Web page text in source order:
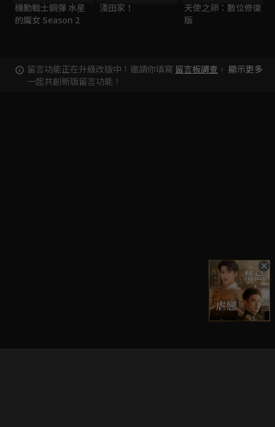
機動戰士鋼彈 水星
的魔女 Season 2
淺田家！
天使之卵：數位修復
版
留言功能正在升級改版中！邀請你填寫 留言板調查 ，
一起共創新版留言功能！
顯示更多